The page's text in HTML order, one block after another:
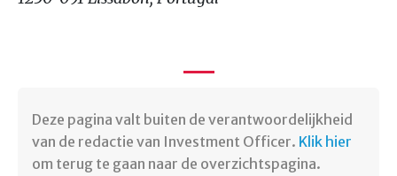
Deze pagina valt buiten de verantwoordelijkheid
van de redactie van Investment Officer. Klik hier
om terug te gaan naar de overzichtspagina. ​